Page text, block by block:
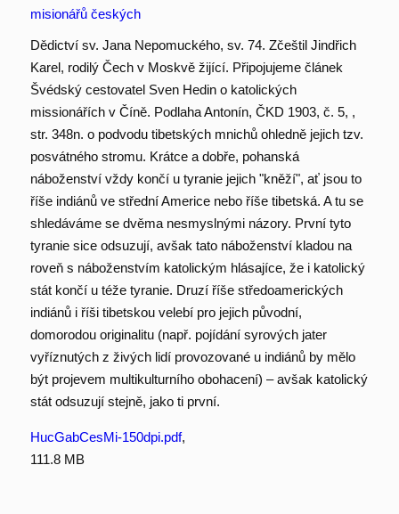
misionářů českých
Dědictví sv. Jana Nepomuckého, sv. 74. Zčeštil Jindřich
Karel, rodilý Čech v Moskvě žijící. Připojujeme článek
Švédský cestovatel Sven Hedin o katolických
missionářích v Číně. Podlaha Antonín, ČKD 1903, č. 5, ,
str. 348n. o podvodu tibetských mnichů ohledně jejich tzv.
posvátného stromu. Krátce a dobře, pohanská
náboženství vždy končí u tyranie jejich "kněží", ať jsou to
říše indiánů ve střední Americe nebo říše tibetská. A tu se
shledáváme se dvěma nesmyslnými názory. První tyto
tyranie sice odsuzují, avšak tato náboženství kladou na
roveň s náboženstvím katolickým hlásajíce, že i katolický
stát končí u téže tyranie. Druzí říše středoamerických
indiánů i říši tibetskou velebí pro jejich původní,
domorodou originalitu (např. pojídání syrových jater
vyříznutých z živých lidí provozované u indiánů by mělo
být projevem multikulturního obohacení) – avšak katolický
stát odsuzují stejně, jako ti první.
HucGabCesMi-150dpi.pdf,
111.8 MB